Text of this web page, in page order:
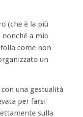
(che è la più
a mio
come non
un
una gestualità
per farsi
sulla